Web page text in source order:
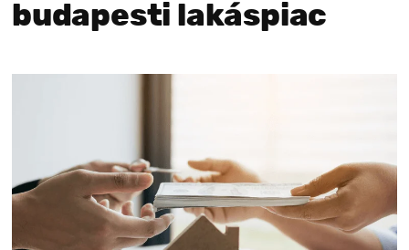
budapesti lakáspiac